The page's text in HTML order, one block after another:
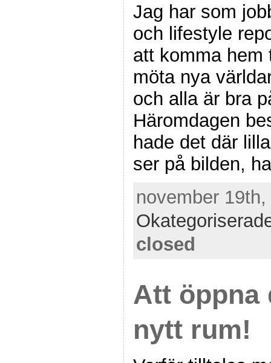
Jag har som
och lifestyle
att komma hem
möta nya
och alla är bra
Häromdagen
hade det där
ser på bilden,
november
closed
Att öppna
nytt rum!